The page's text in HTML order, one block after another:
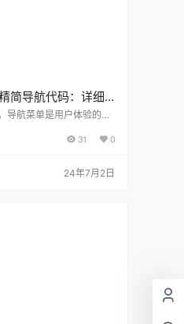
简导航代码：详细
导航菜单是用户体验的关
表现。下面将详细介绍
一：使用WordPress内置
提供了强大的内置
31 0
24年7月2日